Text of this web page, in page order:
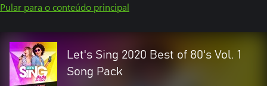
Pular para o conteúdo principal
Let's Sing 2020 Best of 80's Vol. 1
Song Pack